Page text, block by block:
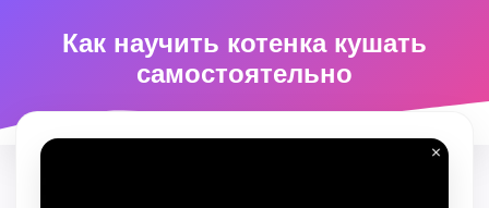
Как научить котенка кушать
самостоятельно